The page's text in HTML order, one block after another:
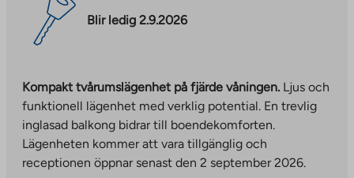
Blir ledig 2.9.2026
Kompakt tvårumslägenhet på fjärde våningen. Ljus och
funktionell lägenhet med verklig potential. En trevlig
inglasad balkong bidrar till boendekomforten.
Lägenheten kommer att vara tillgänglig och
receptionen öppnar senast den 2 september 2026.